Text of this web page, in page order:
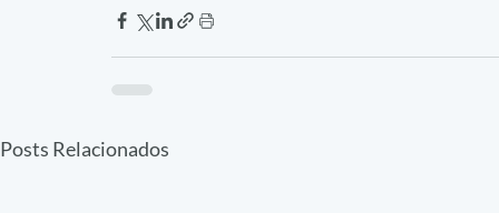
Posts Relacionados